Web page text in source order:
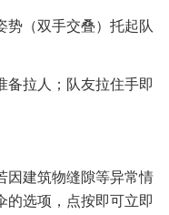
势（双手交叠）托起队
备拉人；队友拉住手即
因建筑物缝隙等异常情
的选项，点按即可立即